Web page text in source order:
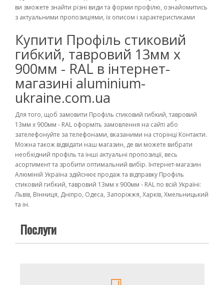
ви зможете знайти різні види та форми профілю, ознайомитись
з актуальними пропозиціями, їх описом і характеристиками
Купити Профіль стиковий
гибкий, тавровий 13мм х
900мм - RAL в інтернет-
магазині aluminium-
ukraine.com.ua
Для того, щоб замовити Профіль стиковий гибкий, тавровий
13мм х 900мм - RAL оформіть замовлення на сайті або
зателефонуйте за телефонами, вказаними на сторінці Контакти.
Можна також відвідати наш магазин, де ви можете вибрати
необхідний профіль та інші актуальні пропозиції, весь
асортимент та зробити оптимальний вибір. Інтернет-магазин
Алюміній Україна здійснює продаж та відправку Профіль
стиковий гибкий, тавровий 13мм х 900мм - RAL по всій Україні:
Львів, Вінниця, Дніпро, Одеса, Запоріжжя, Харків, Хмельницький
та ін.
Послуги